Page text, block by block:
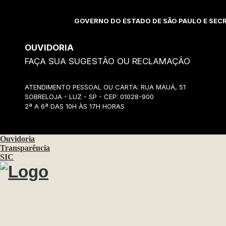
GOVERNO DO ESTADO DE SÃO PAULO E
OUVIDORIA
FAÇA SUA SUGESTÃO OU RECLAMAÇÃO
ATENDIMENTO PESSOAL OU CARTA: RUA MAUÁ, 51
SOBRELOJA - LUZ - SP - CEP: 01028-900
2ª A 6ª DAS 10H ÀS 17H HORAS
Ouvidoria
Transparência
SIC